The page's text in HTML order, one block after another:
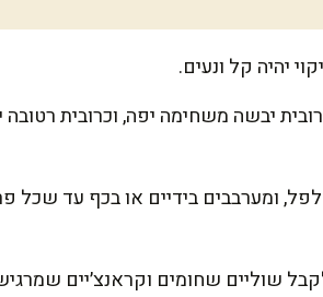
יבשה משחימה יפה, וכרובית רטובה
ומערבבים בידיים או בכף עד שכל
שוליים שחומים וקראנצ׳יים